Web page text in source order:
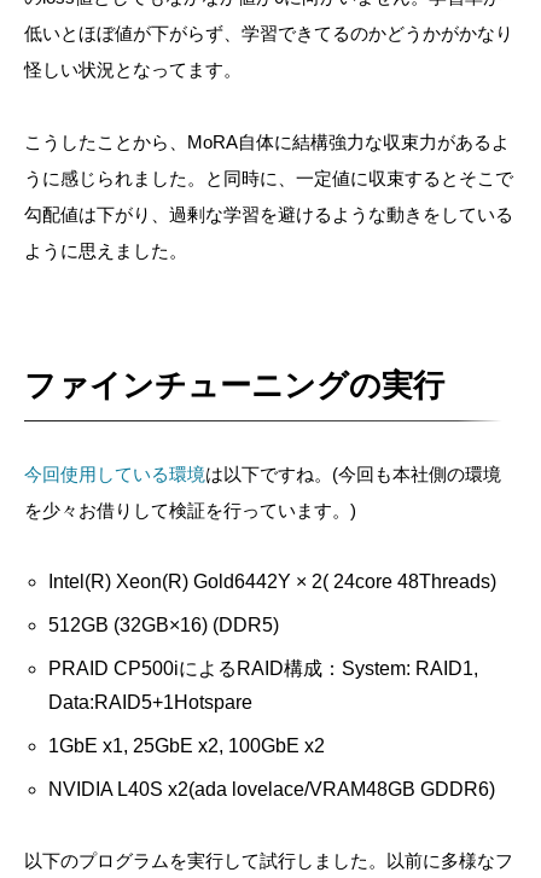
低いとほぼ値が下がらず、学習できてるのかどうかがかなり
怪しい状況となってます。
こうしたことから、MoRA自体に結構強力な収束力があるよ
うに感じられました。と同時に、一定値に収束するとそこで
勾配値は下がり、過剰な学習を避けるような動きをしている
ように思えました。
ファインチューニングの実行
今回使用している環境は以下ですね。(今回も本社側の環境
を少々お借りして検証を行っています。)
Intel(R) Xeon(R) Gold6442Y × 2( 24core 48Threads)
512GB (32GB×16) (DDR5)
PRAID CP500iによるRAID構成：System: RAID1,
Data:RAID5+1Hotspare
1GbE x1, 25GbE x2, 100GbE x2
NVIDIA L40S x2(ada lovelace/VRAM48GB GDDR6)
以下のプログラムを実行して試行しました。以前に多様なフ